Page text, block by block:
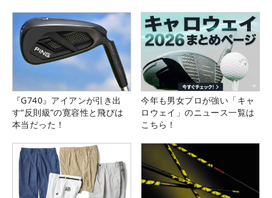
『G740』アイアンが引き出
す“反則級”の寛容性と飛びは
本当だった！
今年も男女プロが強い「キャ
ロウェイ」のニュース一覧は
こちら！